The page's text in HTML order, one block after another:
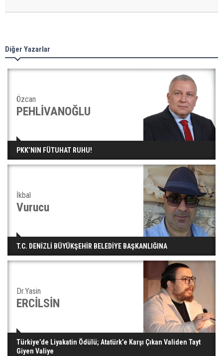
Diğer Yazarlar
Özcan
PEHLİVANOĞLU
PKK’NIN FÜTUHAT RUHU!
İkbal
Vurucu
T.C. DENİZLİ BÜYÜKŞEHİR BELEDİYE BAŞKANLIĞINA
Dr.Yasin
ERCİLSİN
Türkiye’de Liyakatin Ödülü; Atatürk’e Karşı Çıkan Validen Tayt
Giyen Valiye